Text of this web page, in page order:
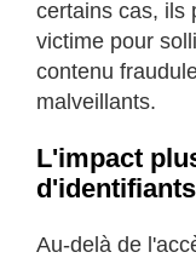
certains cas, ils
victime pour
contenu
malveillants.
L'impact
Au-delà de